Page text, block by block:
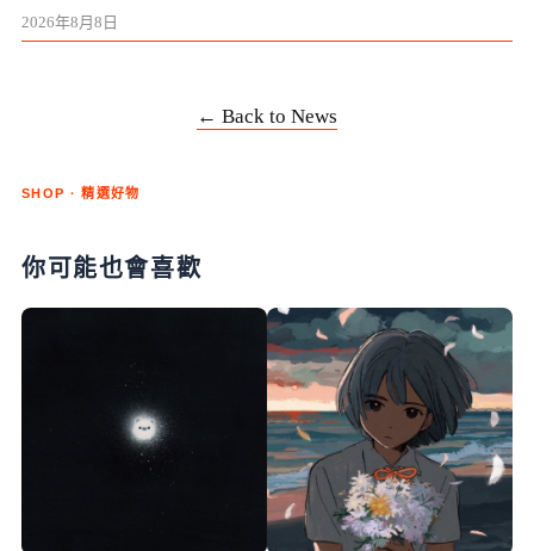
2026年8月8日
← Back to News
SHOP · 精選好物
你可能也會喜歡